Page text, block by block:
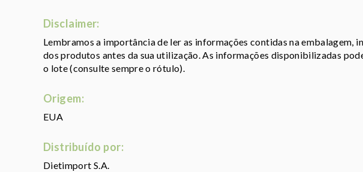
Disclaimer:
Lembramos a importância de ler as informações contidas na embalagem,
dos produtos antes da sua utilização. As informações disponibilizadas
o lote (consulte sempre o rótulo).
Origem:
EUA
Distribuído por:
Dietimport S.A.